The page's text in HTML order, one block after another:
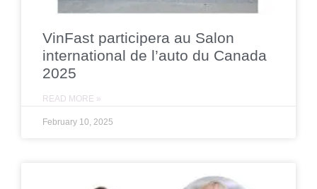
VinFast participera au Salon
international de l’auto du Canada
2025
READ MORE »
February 10, 2025